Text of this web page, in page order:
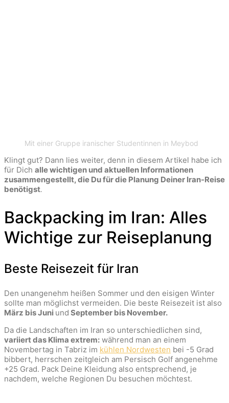
Mit einer Gruppe iranischer Studentinnen in Meybod
Klingt gut? Dann lies weiter, denn in diesem Artikel habe ich
für Dich alle wichtigen und aktuellen Informationen
zusammengestellt, die Du für die Planung Deiner Iran-Reise
benötigst.
Backpacking im Iran: Alles
Wichtige zur Reiseplanung
Beste Reisezeit für Iran
Den unangenehm heißen Sommer und den eisigen Winter
sollte man möglichst vermeiden. Die beste Reisezeit ist also
März bis Juni und September bis November.
Da die Landschaften im Iran so unterschiedlichen sind,
variiert das Klima extrem: während man an einem
Novembertag in Tabriz im kühlen Nordwesten bei -5 Grad
bibbert, herrschen zeitgleich am Persisch Golf angenehme
+25 Grad. Pack Deine Kleidung also entsprechend, je
nachdem, welche Regionen Du besuchen möchtest.